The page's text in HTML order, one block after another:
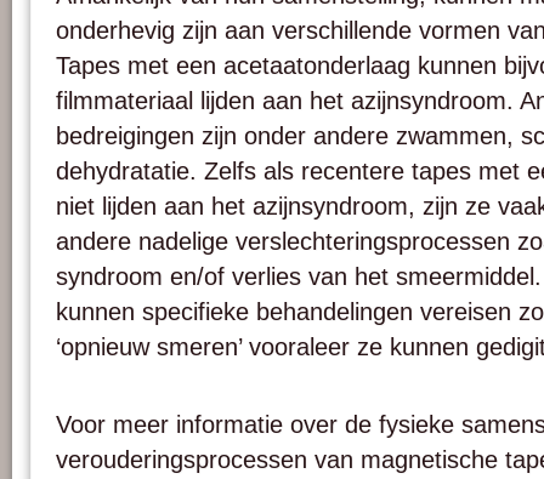
onderhevig zijn aan verschillende vormen
Tapes met een acetaatonderlaag kunnen
filmmateriaal lijden aan het azijnsyndroom.
bedreigingen zijn onder andere zwammen,
dehydratatie. Zelfs als recentere tapes met
niet lijden aan het azijnsyndroom, zijn ze
andere nadelige verslechteringsprocessen
syndroom en/of verlies van het
kunnen specifieke behandelingen vereisen
‘opnieuw smeren’ vooraleer ze kunnen
Voor meer informatie over de fysieke
verouderingsprocessen van magnetische